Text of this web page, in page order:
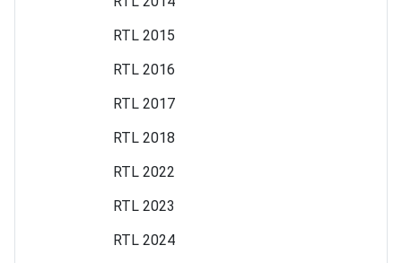
RTL 2015
RTL 2016
RTL 2017
RTL 2018
RTL 2022
RTL 2023
RTL 2024